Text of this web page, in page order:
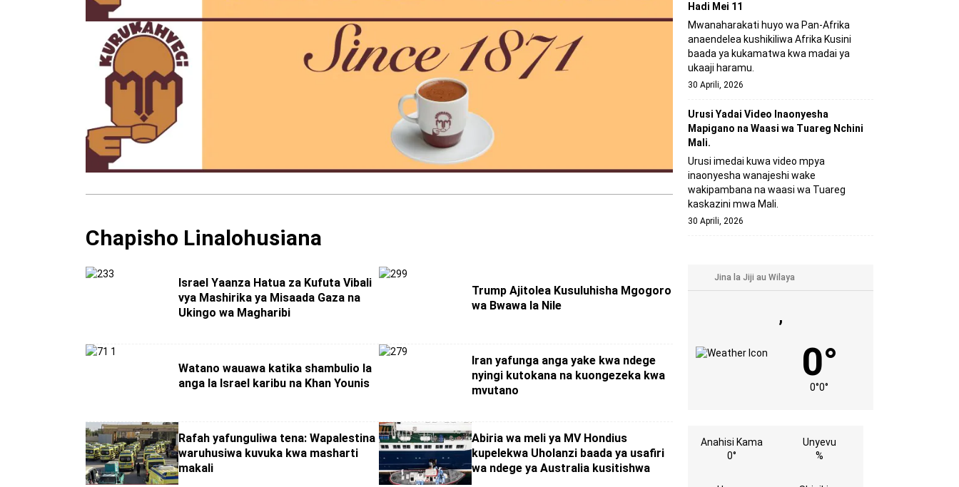
Chapisho Linalohusiana
Israel Yaanza Hatua za Kufuta Vibali
vya Mashirika ya Misaada Gaza na
Ukingo wa Magharibi
Trump Ajitolea Kusuluhisha Mgogoro
wa Bwawa la Nile
Watano wauawa katika shambulio la
anga la Israel karibu na Khan Younis
Iran yafunga anga yake kwa ndege
nyingi kutokana na kuongezeka kwa
mvutano
Rafah yafunguliwa tena: Wapalestina
waruhusiwa kuvuka kwa masharti
makali
Abiria wa meli ya MV Hondius
kupelekwa Uholanzi baada ya usafiri
wa ndege ya Australia kusitishwa
Hadi Mei 11
Mwanaharakati huyo wa Pan-Afrika
anaendelea kushikiliwa Afrika Kusini
baada ya kukamatwa kwa madai ya
ukaaji haramu.
30 Aprili, 2026
Urusi Yadai Video Inaonyesha
Mapigano na Waasi wa Tuareg Nchini
Mali.
Urusi imedai kuwa video mpya
inaonyesha wanajeshi wake
wakipambana na waasi wa Tuareg
kaskazini mwa Mali.
30 Aprili, 2026
,
0°
0°0°
Anahisi Kama
0°
Unyevu
%